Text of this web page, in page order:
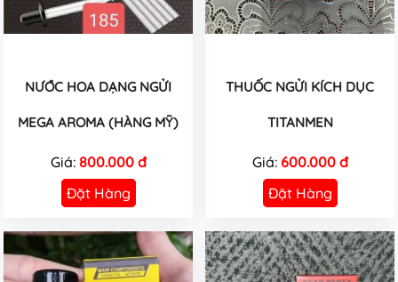
NƯỚC HOA DẠNG NGỬI
MEGA AROMA (HÀNG MỸ)
Giá: 800.000 đ
Đặt Hàng
THUỐC NGỬI KÍCH DỤC
TITANMEN
Giá: 600.000 đ
Đặt Hàng